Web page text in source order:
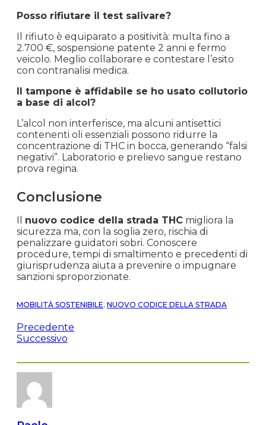
Posso rifiutare il test salivare?
Il rifiuto è equiparato a positività: multa fino a
2.700 €, sospensione patente 2 anni e fermo
veicolo. Meglio collaborare e contestare l’esito
con contranalisi medica.
Il tampone è affidabile se ho usato collutorio
a base di alcol?
L’alcol non interferisce, ma alcuni antisettici
contenenti oli essenziali possono ridurre la
concentrazione di THC in bocca, generando “falsi
negativi”. Laboratorio e prelievo sangue restano
prova regina.
Conclusione
nuovo codice della strada THC migliora la
sicurezza ma, con la soglia zero, rischia di
penalizzare guidatori sobri. Conoscere
procedure, tempi di smaltimento e precedenti di
giurisprudenza aiuta a prevenire o impugnare
sanzioni sproporzionate.
MOBILITÀ SOSTENIBILE, NUOVO CODICE DELLA STRADA
Precedente
Successivo